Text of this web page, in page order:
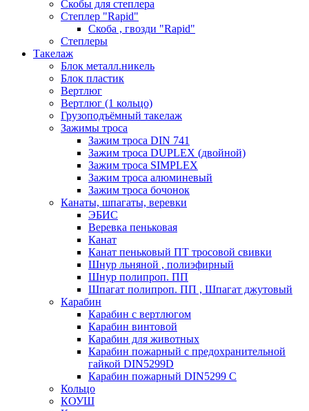
Скобы для степлера
Степлер "Rapid"
Скоба , гвозди "Rapid"
Степлеры
Такелаж
Блок металл.никель
Блок пластик
Вертлюг
Вертлюг (1 кольцо)
Грузоподъёмный такелаж
Зажимы троса
Зажим троса DIN 741
Зажим троса DUPLEX (двойной)
Зажим троса SIMPLEX
Зажим троса алюминевый
Зажим троса бочонок
Канаты, шпагаты, веревки
ЭБИС
Веревка пеньковая
Канат
Канат пеньковый ПТ тросовой свивки
Шнур льняной , полиэфирный
Шнур полипроп. ПП
Шпагат полипроп. ПП , Шпагат джутовый
Карабин
Карабин c вертлюгом
Карабин винтовой
Карабин для животных
Карабин пожарный c предохранительной
гайкой DIN5299D
Карабин пожарный DIN5299 C
Кольцо
КОУШ